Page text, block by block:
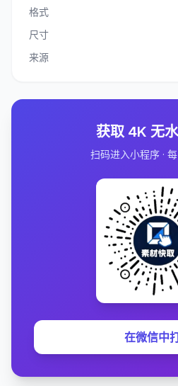
格式
尺寸
来源
获取 4K 无
扫码进入小程序 ·
在微信中